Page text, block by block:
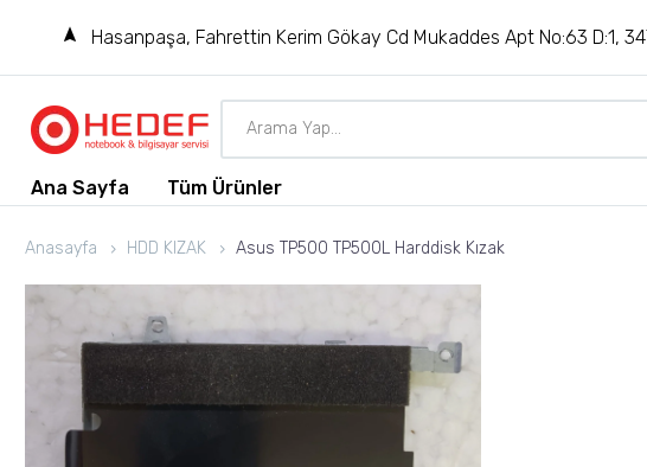
Hasanpaşa, Fahrettin Kerim Gökay Cd Mukaddes Apt No:63 D:1,
Ana Sayfa Tüm Ürünler
Anasayfa HDD KIZAK Asus TP500 TP500L Harddisk Kızak